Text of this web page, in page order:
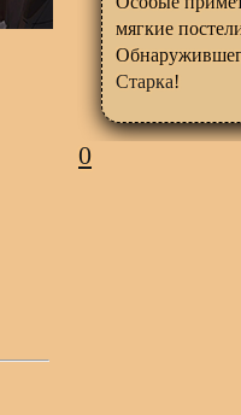
мягкие
Старка!
0